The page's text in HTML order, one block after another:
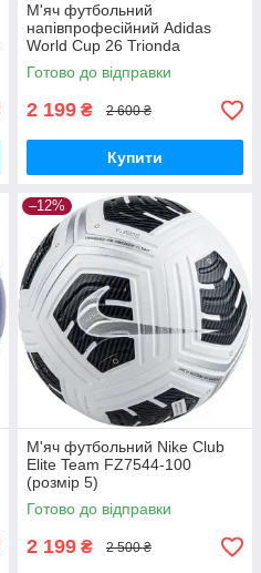
М'яч футбольний
напівпрофесійний Adidas
World Cup 26 Trionda
Competition Winter JV6223
(розмір 5)
Готово до відправки
2 199 ₴ 2 600 ₴
Купити
–12%
М'яч футбольний Nike Club
Elite Team FZ7544-100
(розмір 5)
Готово до відправки
2 199 ₴ 2 500 ₴